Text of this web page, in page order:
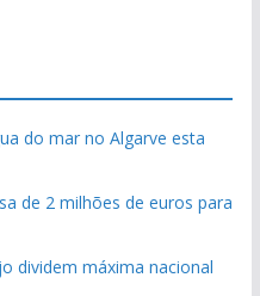
do mar no Algarve esta
de 2 milhões de euros para
dividem máxima nacional